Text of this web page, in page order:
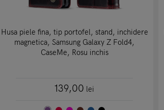
Husa piele fina, tip portofel, stand, inchidere
magnetica, Samsung Galaxy Z Fold4,
CaseMe, Rosu inchis
139,00 lei